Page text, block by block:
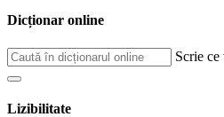
Dicționar online
Scrie
Lizibilitate